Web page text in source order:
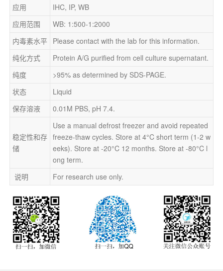
应用
IHC, IP, WB
应用范围
WB: 1:500-1:2000
内毒素水平
Please contact with the lab for this information.
纯化方式
Protein A/G purified from cell culture supernatant.
纯度
>95% as determined by SDS-PAGE.
状态
Liquid
保存溶液
0.01M PBS, pH 7.4.
稳定性和存
储
Use a manual defrost freezer and avoid repeated
freeze-thaw cycles. Store at 4°C short term (1-2 w
eeks). Store at -20°C 12 months. Store at -80°C l
ong term.
说明
For research use only.